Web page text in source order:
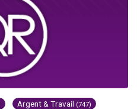
Argent & Travail (747)